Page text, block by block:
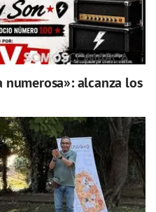
numerosa»: alcanza los